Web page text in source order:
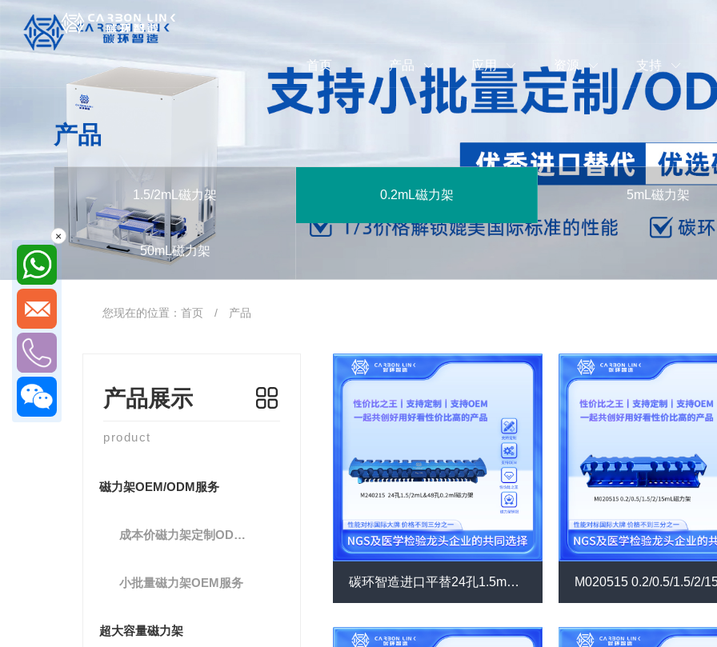
首页 产品 应用 资源 支持
产品
1.5/2mL磁力架 0.2mL磁力架 5mL磁力架
50mL磁力架
您现在的位置： 首页/ 产品
产品展示
product
磁力架OEM/ODM服务
成本价磁力架定制ODM服务
小批量磁力架OEM服务
超大容量磁力架
碳环智造进口平替24孔1.5mL/ 2.0mL磁力架48孔0.2mL磁力架
×